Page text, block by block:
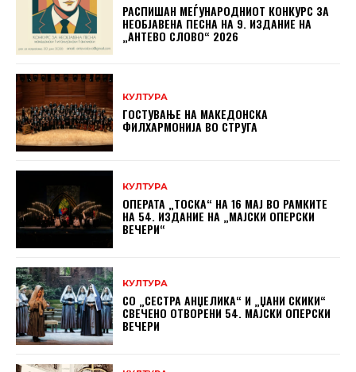
РАСПИШАН МЕЃУНАРОДНИОТ КОНКУРС ЗА
НЕОБЈАВЕНА ПЕСНА НА 9. ИЗДАНИЕ НА
„АНТЕВО СЛОВО“ 2026
КУЛТУРА
ГОСТУВАЊЕ НА МАКЕДОНСКА
ФИЛХАРМОНИЈА ВО СТРУГА
КУЛТУРА
ОПЕРАТА „ТОСКА“ НА 16 МАЈ ВО РАМКИТЕ
НА 54. ИЗДАНИЕ НА „МАЈСКИ ОПЕРСКИ
ВЕЧЕРИ“
КУЛТУРА
СО „СЕСТРА АНЏЕЛИКА“ И „ЏАНИ СКИКИ“
СВЕЧЕНО ОТВОРЕНИ 54. МАЈСКИ ОПЕРСКИ
ВЕЧЕРИ